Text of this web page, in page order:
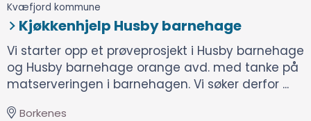
Kvæfjord kommune
Kjøkkenhjelp Husby barnehage
Vi starter opp et prøveprosjekt i Husby barnehage
og Husby barnehage orange avd. med tanke på
matserveringen i barnehagen. Vi søker derfor ...
Borkenes